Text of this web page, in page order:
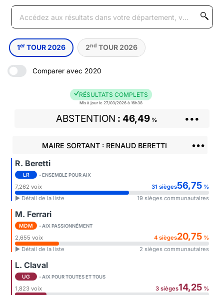
1er TOUR 2026 2nd TOUR 2026
Comparer avec 2020
RÉSULTATS COMPLETS
Mis à jour le 27/03/2026 à 16h38
ABSTENTION 46,49 % •••
MAIRE SORTANT : RENAUD BERETTI •••
R. Beretti
LR - ENSEMBLE POUR AIX
7,262 voix 31 sièges56,75%
► Détail de la liste
19 sièges communautaires
M. Ferrari
MDM - AIX PASSIONNÉMENT
2,655 voix 4 sièges20,75%
► Détail de la liste
2 sièges communautaires
L. Claval
UG - AIX POUR TOUTES ET TOUS
1,823 voix 3 sièges14,25%